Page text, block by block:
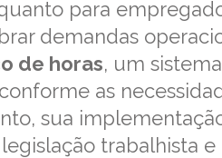
para
demandas
de horas, um
as
sua
trabalhista e